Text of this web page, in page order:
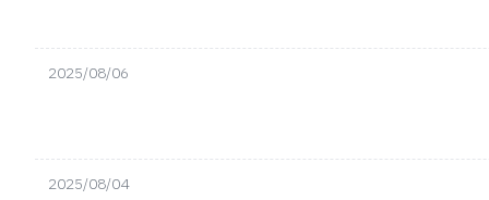
2025/08/06
2025/08/04